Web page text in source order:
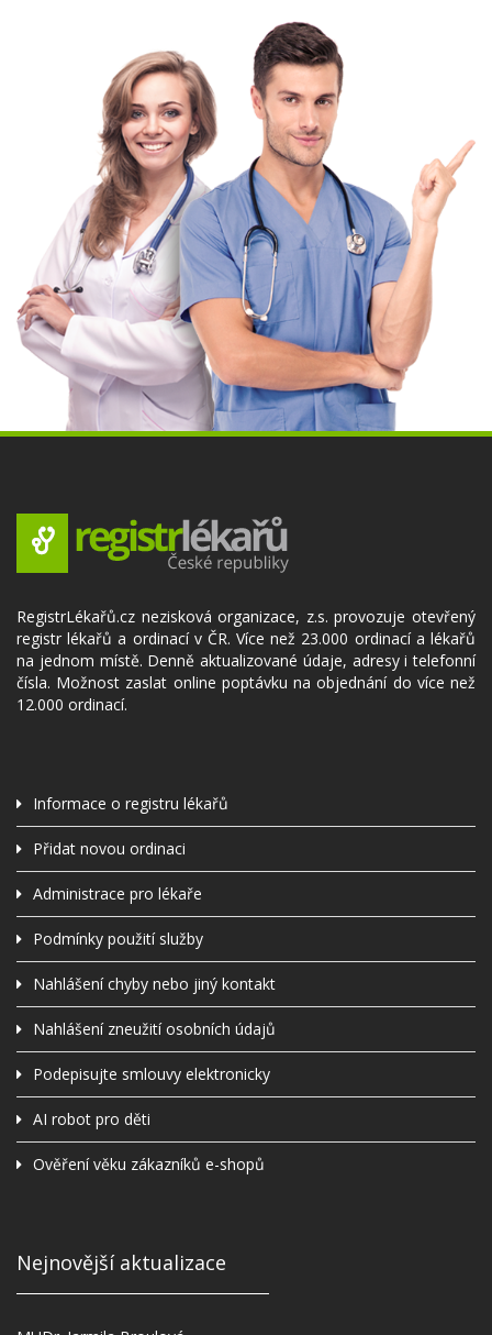
RegistrLékařů.cz nezisková organizace, z.s. provozuje otevřený
registr lékařů a ordinací v ČR. Více než 23.000 ordinací a lékařů
na jednom místě. Denně aktualizované údaje, adresy i telefonní
čísla. Možnost zaslat online poptávku na objednání do více než
12.000 ordinací.
Informace o registru lékařů
Přidat novou ordinaci
Administrace pro lékaře
Podmínky použití služby
Nahlášení chyby nebo jiný kontakt
Nahlášení zneužití osobních údajů
Podepisujte smlouvy elektronicky
AI robot pro děti
Ověření věku zákazníků e-shopů
Nejnovější aktualizace